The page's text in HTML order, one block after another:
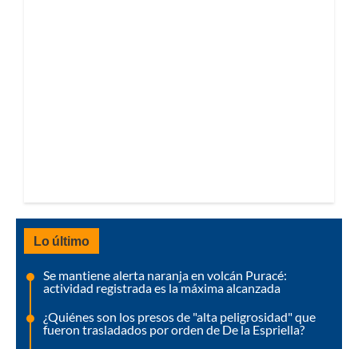
Lo último
Se mantiene alerta naranja en volcán Puracé:
actividad registrada es la máxima alcanzada
¿Quiénes son los presos de "alta peligrosidad" que
fueron trasladados por orden de De la Espriella?